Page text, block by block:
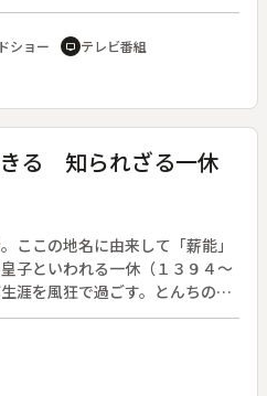
年齢は放送当時のもの）◆第６
和さん（６０歳）。
ショー tv テレビ番組
る 知られざる一休
ここの地名に由来して「薪能」
子といわれる一休（１３９４～
涯を風狂で過ごす。とんちの一
禅僧で、室町文化の潮流の中で
抜き、近世へ通ずる文化の指導
を矛盾したまま生き、その目は
しく悪を見据えた。人々は風狂